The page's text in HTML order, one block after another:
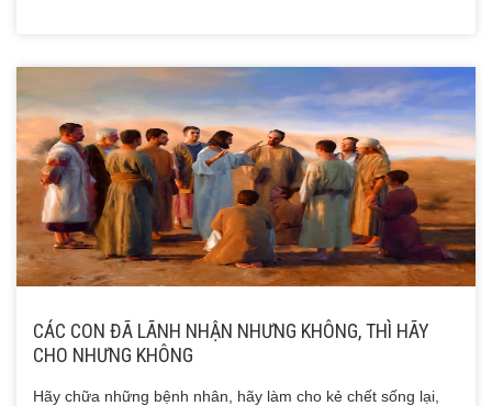
CÁC CON ĐÃ LÃNH NHẬN NHƯNG KHÔNG, THÌ HÃY
CHO NHƯNG KHÔNG
Hãy chữa những bệnh nhân, hãy làm cho kẻ chết sống lại,